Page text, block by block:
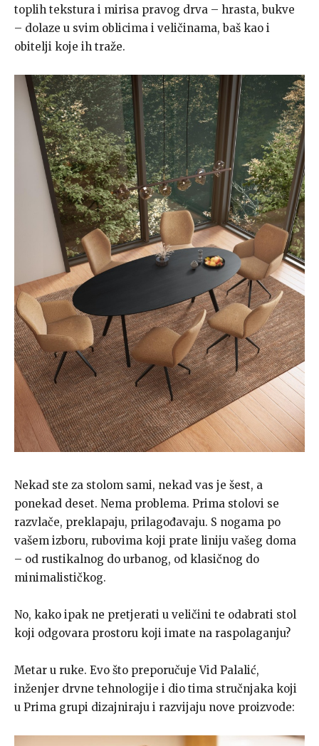
toplih tekstura i mirisa pravog drva – hrasta, bukve
– dolaze u svim oblicima i veličinama, baš kao i
obitelji koje ih traže.
Nekad ste za stolom sami, nekad vas je šest, a
ponekad deset. Nema problema. Prima stolovi se
razvlače, preklapaju, prilagođavaju. S nogama po
vašem izboru, rubovima koji prate liniju vašeg doma
– od rustikalnog do urbanog, od klasičnog do
minimalističkog.
No, kako ipak ne pretjerati u veličini te odabrati stol
koji odgovara prostoru koji imate na raspolaganju?
Metar u ruke. Evo što preporučuje Vid Palalić,
inženjer drvne tehnologije i dio tima stručnjaka koji
u Prima grupi dizajniraju i razvijaju nove proizvode: